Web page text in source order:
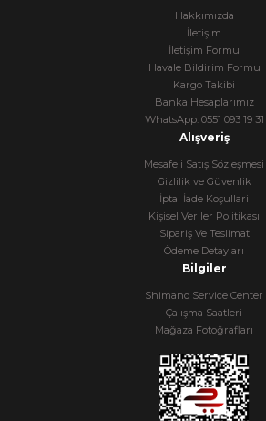
Hakkımızda
İletişim
İletişim Formu
Havale Bildirim Formu
Kargo Takibi
Banka Hesaplarımız
WhatsApp: 0551 093 19 31
Alışveriş
Mesafeli Satış Sözleşmesi
Gizlilik ve Güvenlik
İptal İade Koşullari
Kişisel Veriler Politikası
Sipariş Ve Teslimat
Ödeme Detayları
Bilgiler
Shimano Service Center
Çalışma Saatleri
Mağaza Fotoğrafları